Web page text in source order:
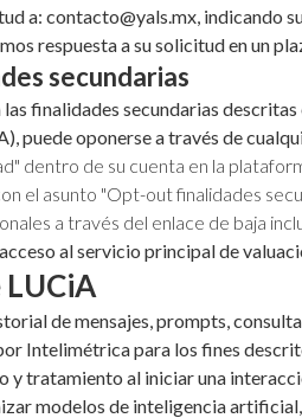
a: contacto@yals.mx,
respuesta a su solicitud en un
secundarias
finalidades secundarias
puede oponerse a través de
dentro de su cuenta en la
el asunto "Opt-out finalidades
a través del enlace de baja
al servicio principal de
de mensajes, prompts,
Intelimétrica para los fines
y tratamiento al iniciar una
modelos de inteligencia